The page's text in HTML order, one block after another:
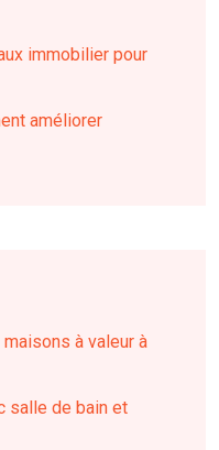
immobilier pour
améliorer
à valeur à
salle de bain et